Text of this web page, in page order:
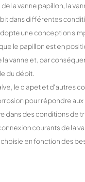
la vanne papillon, la
dans différentes
une conception
le papillon est en
vanne et, par
du débit.
le clapet et d'autres
pour répondre
dans des conditions de
courants de la
en fonction des